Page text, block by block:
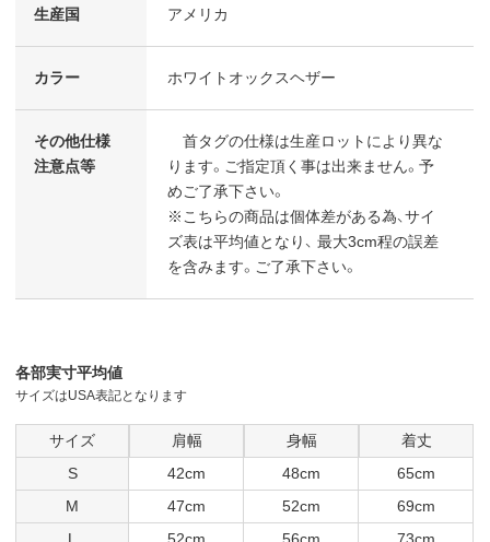
生産国 アメリカ
カラー ホワイトオックスヘザー
その他仕様
注意点等
首タグの仕様は生産ロットにより異な
ります。ご指定頂く事は出来ません。予
めご了承下さい。
※こちらの商品は個体差がある為、サイ
ズ表は平均値となり、 最大3cm程の誤差
を含みます。ご了承下さい。
各部実寸平均値
サイズはUSA表記となります
サイズ 肩幅 身幅
着丈
S
42cm 48cm
65cm
M
47cm 52cm
69cm